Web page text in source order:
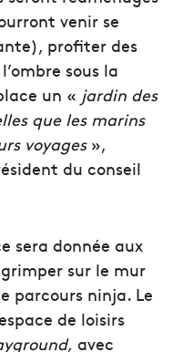
venir se
profiter des
sous la
un « jardin des
que les marins
voyages»,
du conseil
sera donnée aux
sur le mur
parcours ninja. Le
de loisirs
avec